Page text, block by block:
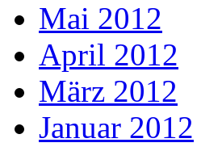
Mai 2012
April 2012
März 2012
Januar 2012